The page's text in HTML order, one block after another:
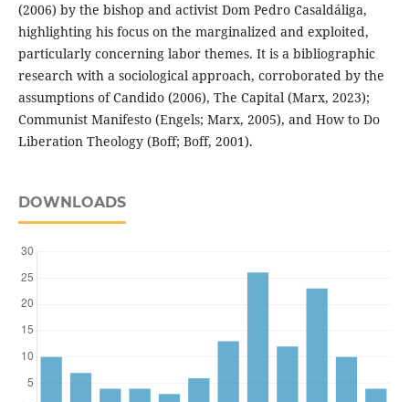
(2006) by the bishop and activist Dom Pedro Casaldáliga,
highlighting his focus on the marginalized and exploited,
particularly concerning labor themes. It is a bibliographic
research with a sociological approach, corroborated by the
assumptions of Candido (2006), The Capital (Marx, 2023);
Communist Manifesto (Engels; Marx, 2005), and How to Do
Liberation Theology (Boff; Boff, 2001).
DOWNLOADS